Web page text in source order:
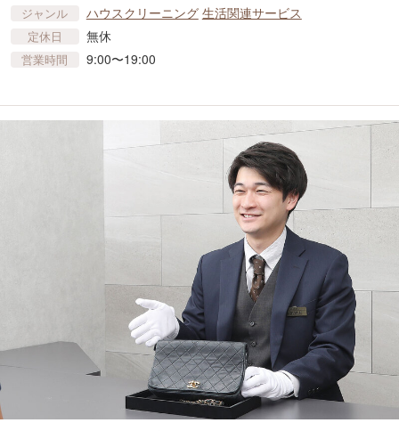
ジャンル ハウスクリーニング 生活関連サービス
定休日 無休
営業時間 9:00〜19:00